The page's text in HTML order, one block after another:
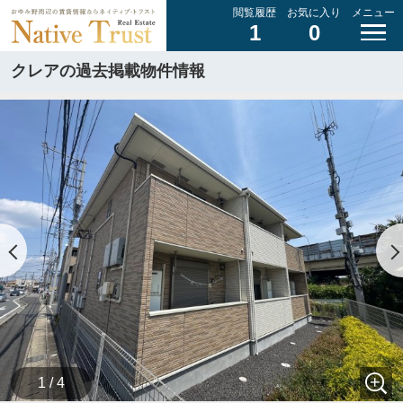
閲覧履歴
1
お気に入り
0
メニュー
クレアの過去掲載物件情報
1 / 4